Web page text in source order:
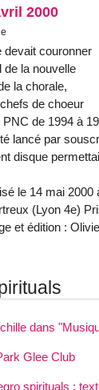
2000
devait couronner
de la nouvelle
la chorale,
de choeur
de 1994 à
lancé par
disque
le 14 mai 2000
(Lyon 4e)
et édition :
dans
Glee Club
spirituals :